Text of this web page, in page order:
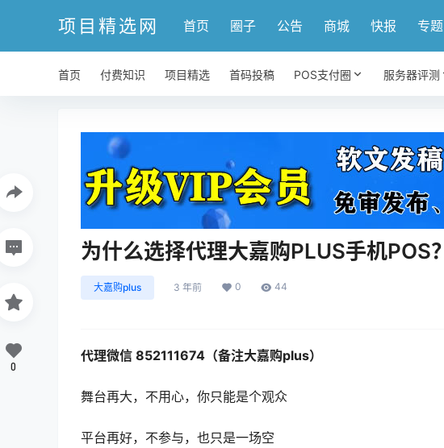
项目精选网 首页 圈子 公告 商城 快报 专题
首页 付费知识 项目精选 首码投稿 POS支付圈 服务器评测
为什么选择代理大嘉购PLUS手机POS？
大嘉购plus 3 年前 0 44
代理微信 852111674（备注大嘉购plus）
舞台再大，不用心，你只能是个观众
平台再好，不参与，也只是一场空
0